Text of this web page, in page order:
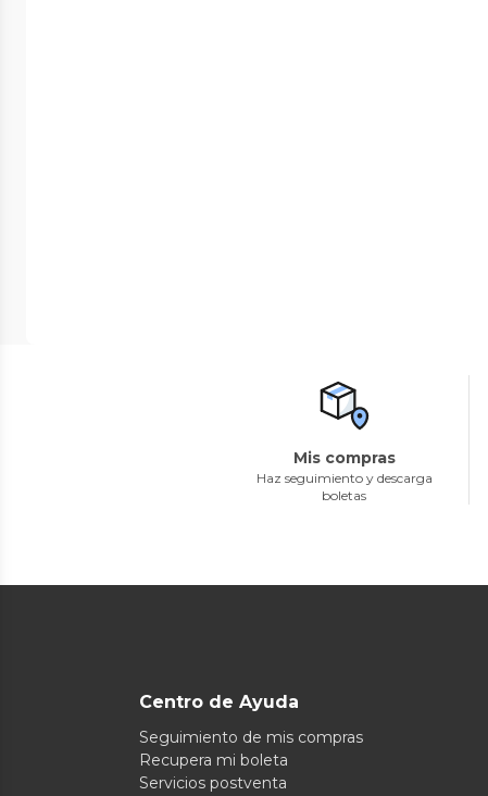
Mis compras
Haz seguimiento y descarga
boletas
Centro de Ayuda
Seguimiento de mis compras
Recupera mi boleta
Servicios postventa